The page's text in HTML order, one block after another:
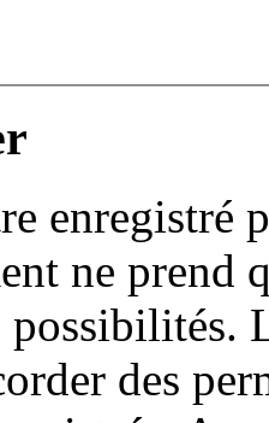
enregistré
ne prend
possibilités.
des